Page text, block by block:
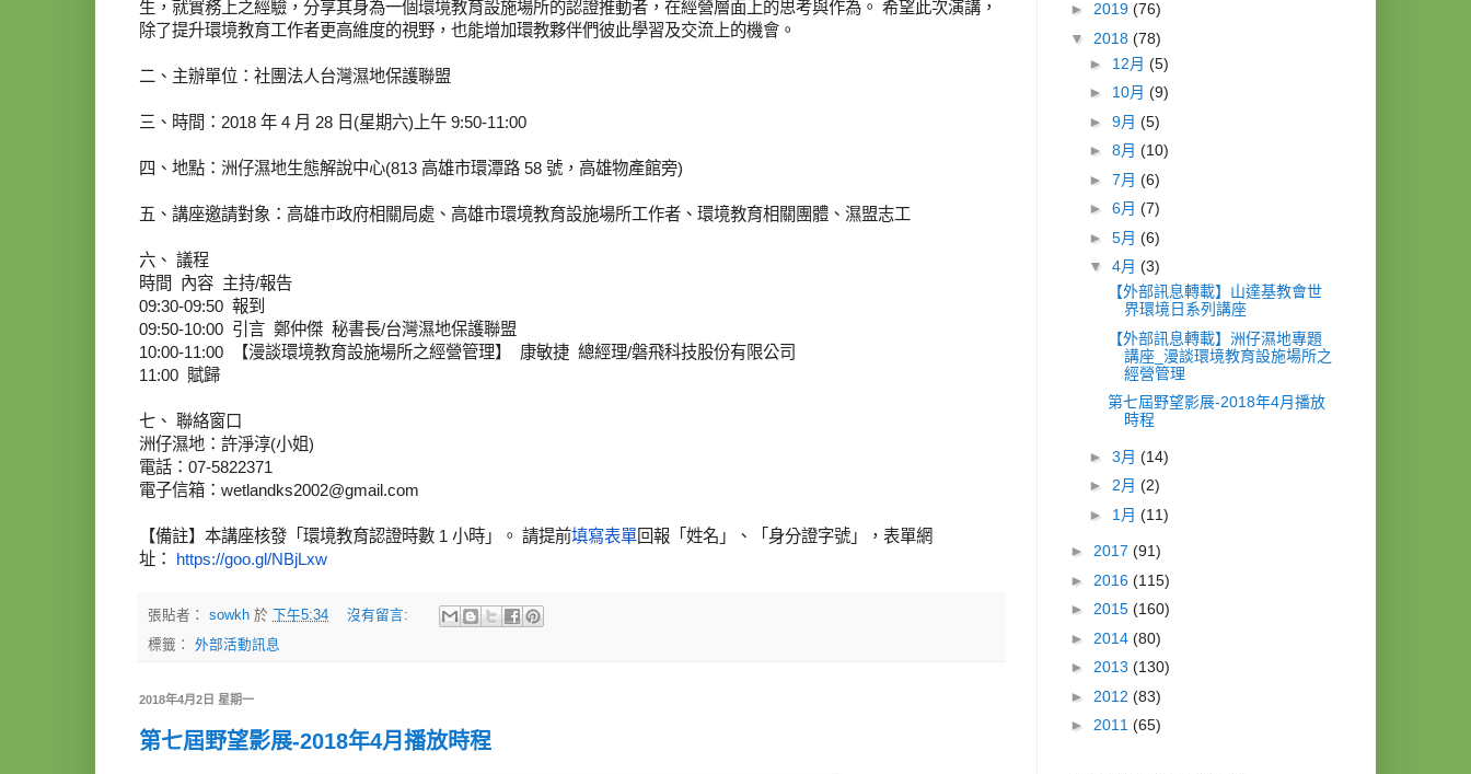
生，就實務上之經驗，分享其身為一個環境教育設施場所的認證推動者，在經營層面上的思考與作為。 希望此次演講，
除了提升環境教育工作者更高維度的視野，也能增加環教夥伴們彼此學習及交流上的機會。
二、主辦單位：社團法人台灣濕地保護聯盟
三、時間：2018 年 4 月 28 日(星期六)上午 9:50-11:00
四、地點：洲仔濕地生態解說中心(813 高雄市環潭路 58 號，高雄物產館旁)
五、講座邀請對象：高雄市政府相關局處、高雄市環境教育設施場所工作者、環境教育相關團體、濕盟志工
六、 議程
時間 內容 主持/報告
09:30-09:50 報到
09:50-10:00 引言 鄭仲傑 秘書長/台灣濕地保護聯盟
10:00-11:00 【漫談環境教育設施場所之經營管理】 康敏捷 總經理/磐飛科技股份有限公司
11:00 賦歸
七、 聯絡窗口
洲仔濕地：許淨淳(小姐)
電話：07-5822371
電子信箱：wetlandks2002@gmail.com
【備註】本講座核發「環境教育認證時數 1 小時」。 請提前填寫表單 回報「姓名」、「身分證字號」，表單網
址：
https://goo.gl/NBjLxw
張貼者： sowkh 於 下午5:34
沒有留言:
標籤： 外部活動訊息
2018年4月2日 星期一
第七屆野望影展-2018年4月播放時程
► 2019 (76)
▼ 2018 (78)
► 12月 (5)
► 10月 (9)
► 9月 (5)
► 8月 (10)
► 7月 (6)
► 6月 (7)
► 5月 (6)
▼ 4月 (3)
【外部訊息轉載】山達基教會世
界環境日系列講座
【外部訊息轉載】洲仔濕地專題
講座_漫談環境教育設施場所之
經營管理
第七屆野望影展-2018年4月播放
時程
► 3月 (14)
► 2月 (2)
► 1月 (11)
► 2017 (91)
► 2016 (115)
► 2015 (160)
► 2014 (80)
► 2013 (130)
► 2012 (83)
► 2011 (65)